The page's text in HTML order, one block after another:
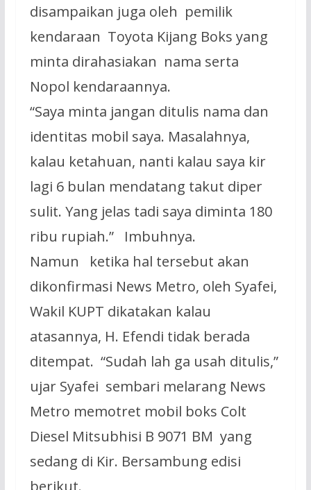
disampaikan juga oleh pemilik
kendaraan Toyota Kijang Boks yang
minta dirahasiakan nama serta
Nopol kendaraannya.
“Saya minta jangan ditulis nama dan
identitas mobil saya. Masalahnya,
kalau ketahuan, nanti kalau saya kir
lagi 6 bulan mendatang takut diper
sulit. Yang jelas tadi saya diminta 180
ribu rupiah.” Imbuhnya.
Namun ketika hal tersebut akan
dikonfirmasi News Metro, oleh Syafei,
Wakil KUPT dikatakan kalau
atasannya, H. Efendi tidak berada
ditempat. “Sudah lah ga usah ditulis,”
ujar Syafei sembari melarang News
Metro memotret mobil boks Colt
Diesel Mitsubhisi B 9071 BM yang
sedang di Kir. Bersambung edisi